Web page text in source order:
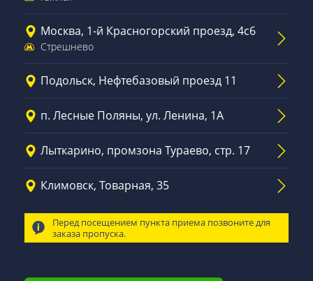
Москва, 1-й Красногорский проезд, 4с6
Стрешнево
Подольск, Нефтебазовый проезд 11
п. Лесные Поляны, ул. Ленина, 1А
Лыткарино, промзона Тураево, стр. 17
Климовск, Товарная, 35
Перед посещением пункта приема позвоните для
заказа пропуска.